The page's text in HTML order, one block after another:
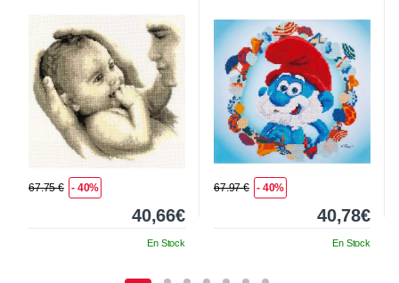
67.75 € - 40%
40,66€
En Stock
67.97 € - 40%
40,78€
En Stock